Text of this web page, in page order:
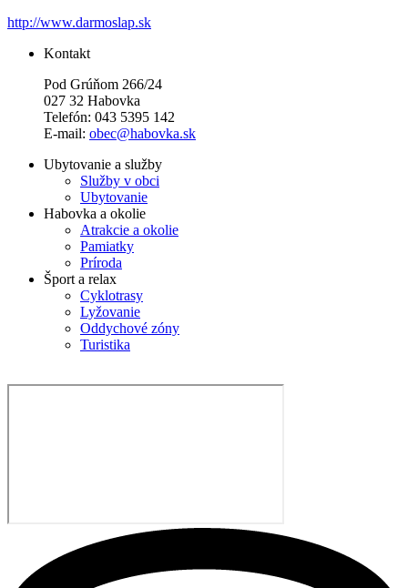
http://www.darmoslap.sk
Kontakt
Pod Grúňom 266/24
027 32 Habovka
Telefón: 043 5395 142
E-mail: obec@habovka.sk
Ubytovanie a služby
Služby v obci
Ubytovanie
Habovka a okolie
Atrakcie a okolie
Pamiatky
Príroda
Šport a relax
Cyklotrasy
Lyžovanie
Oddychové zóny
Turistika